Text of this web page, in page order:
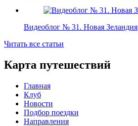
Видеоблог № 31. Новая Зеландия
Читать все статьи
Карта путешествий
Главная
Клуб
Новости
Подбор поездки
Направления